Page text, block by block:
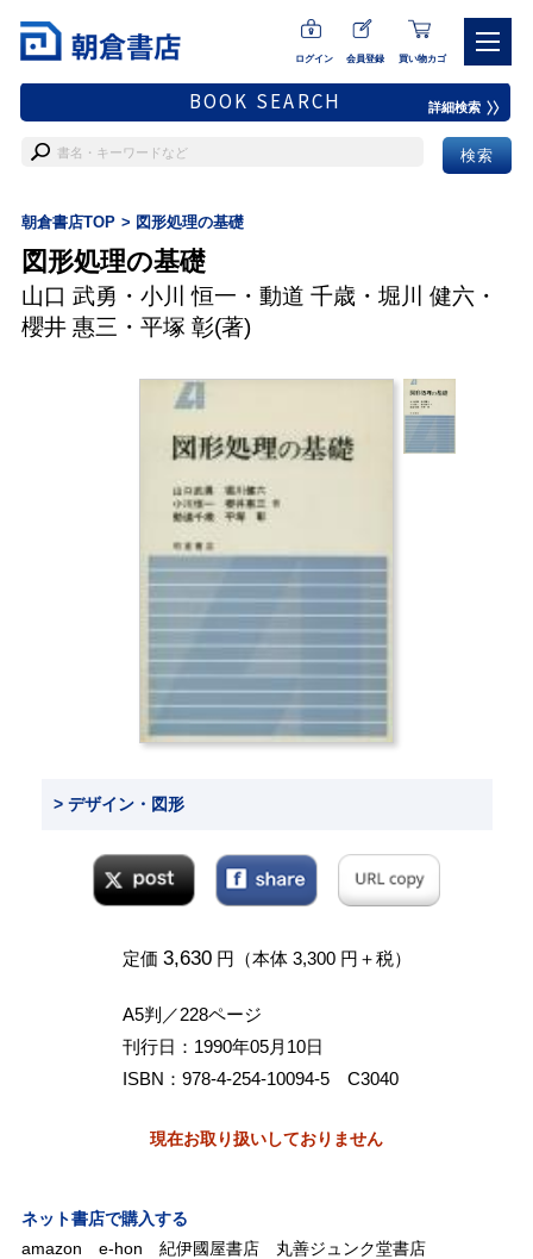
ログイン 会員登録 買い物カゴ
BOOK SEARCH 詳細検索
朝倉書店TOP 図形処理の基礎
図形処理の基礎
山口 武勇 ・ 小川 恒一 ・ 動道 千歳 ・ 堀川 健六・
櫻井 惠三 ・ 平塚 彰(著)
> デザイン・図形
定価 3,630円（本体 3,300 円＋税）
A5判／228ページ
刊行日：1990年05月10日
ISBN：978-4-254-10094-5 C3040
現在お取り扱いしておりません
ネット書店で購入する
amazon
e-hon 紀伊國屋書店
丸善ジュンク堂書店